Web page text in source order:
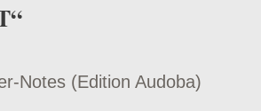
Notes (Edition Audoba)